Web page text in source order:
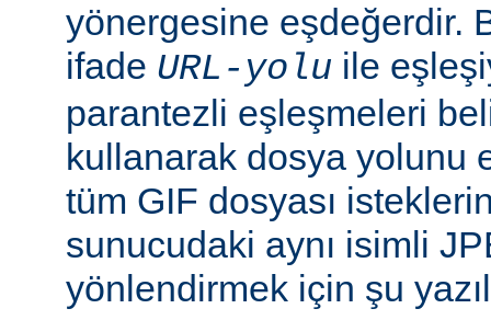
yönergesine eşdeğerdir.
ifade URL-yolu ile
parantezli eşleşmeleri
kullanarak dosya yolunu
tüm GIF dosyası
sunucudaki aynı isimli
yönlendirmek için şu